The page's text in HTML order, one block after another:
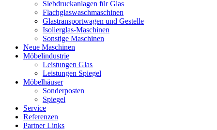
Siebdruckanlagen für Glas
Flachglaswaschmaschinen
Glastransportwagen und Gestelle
Isolierglas-Maschinen
Sonstige Maschinen
Neue Maschinen
Möbelindustrie
Leistungen Glas
Leistungen Spiegel
Möbelhäuser
Sonderposten
Spiegel
Service
Referenzen
Partner Links